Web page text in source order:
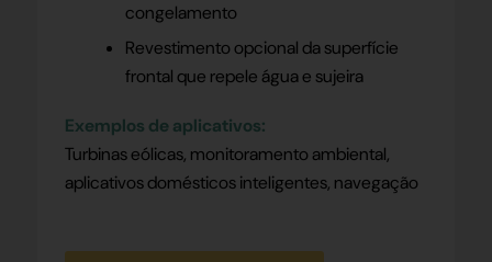
congelamento
Revestimento opcional da superfície
frontal que repele água e sujeira
Exemplos de aplicativos:
Turbinas eólicas, monitoramento ambiental,
aplicativos domésticos inteligentes, navegação